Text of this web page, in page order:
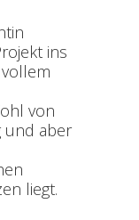
ins
von
und aber
liegt.